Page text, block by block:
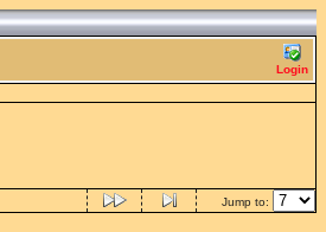
Login
Jump to: